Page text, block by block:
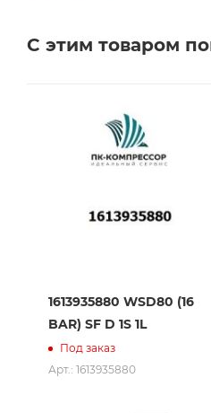
Сервисное
С этим товаром
1613935880 WSD80 (16
BAR) SF D 1S 1L
Под заказ
Арт.: 1613935880